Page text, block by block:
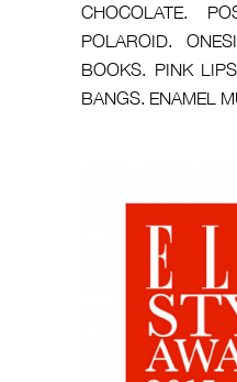
CHOCOLATE.
POLAROID.
BOOKS. PINK
BANGS. ENAMEL